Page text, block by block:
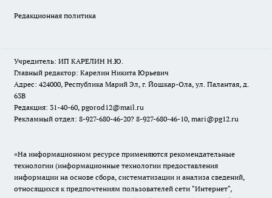
Редакционная политика
Учредитель: ИП КАРЕЛИН Н.Ю.
Главный редактор: Карелин Никита Юрьевич
Адрес: 424000, Республика Марий Эл, г. Йошкар-Ола, ул. Палантая, д.
63В
Редакция: 31-40-60, pgorod12@mail.ru
Рекламный отдел: 8-927-680-46-20? 8-927-680-46-10, mari@pg12.ru
«На информационном ресурсе применяются рекомендательные
технологии (информационные технологии предоставления
информации на основе сбора, систематизации и анализа сведений,
относящихся к предпочтениям пользователей сети "Интернет",